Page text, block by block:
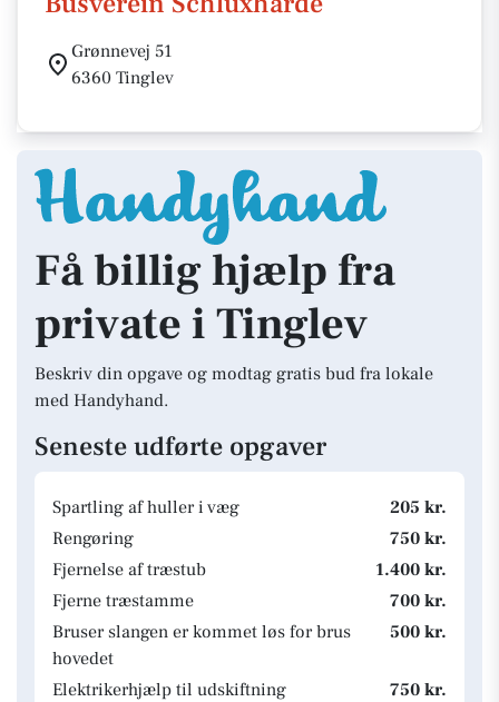
Grønnevej 51
6360 Tinglev
Få billig hjælp fra
private i Tinglev
Beskriv din opgave og modtag gratis bud fra lokale
med Handyhand.
Seneste udførte opgaver
Spartling af huller i væg
205 kr.
Rengøring
750 kr.
Fjernelse af træstub
1.400 kr.
Fjerne træstamme
700 kr.
Bruser slangen er kommet løs for brus
hovedet
500 kr.
Elektrikerhjælp til udskiftning
750 kr.